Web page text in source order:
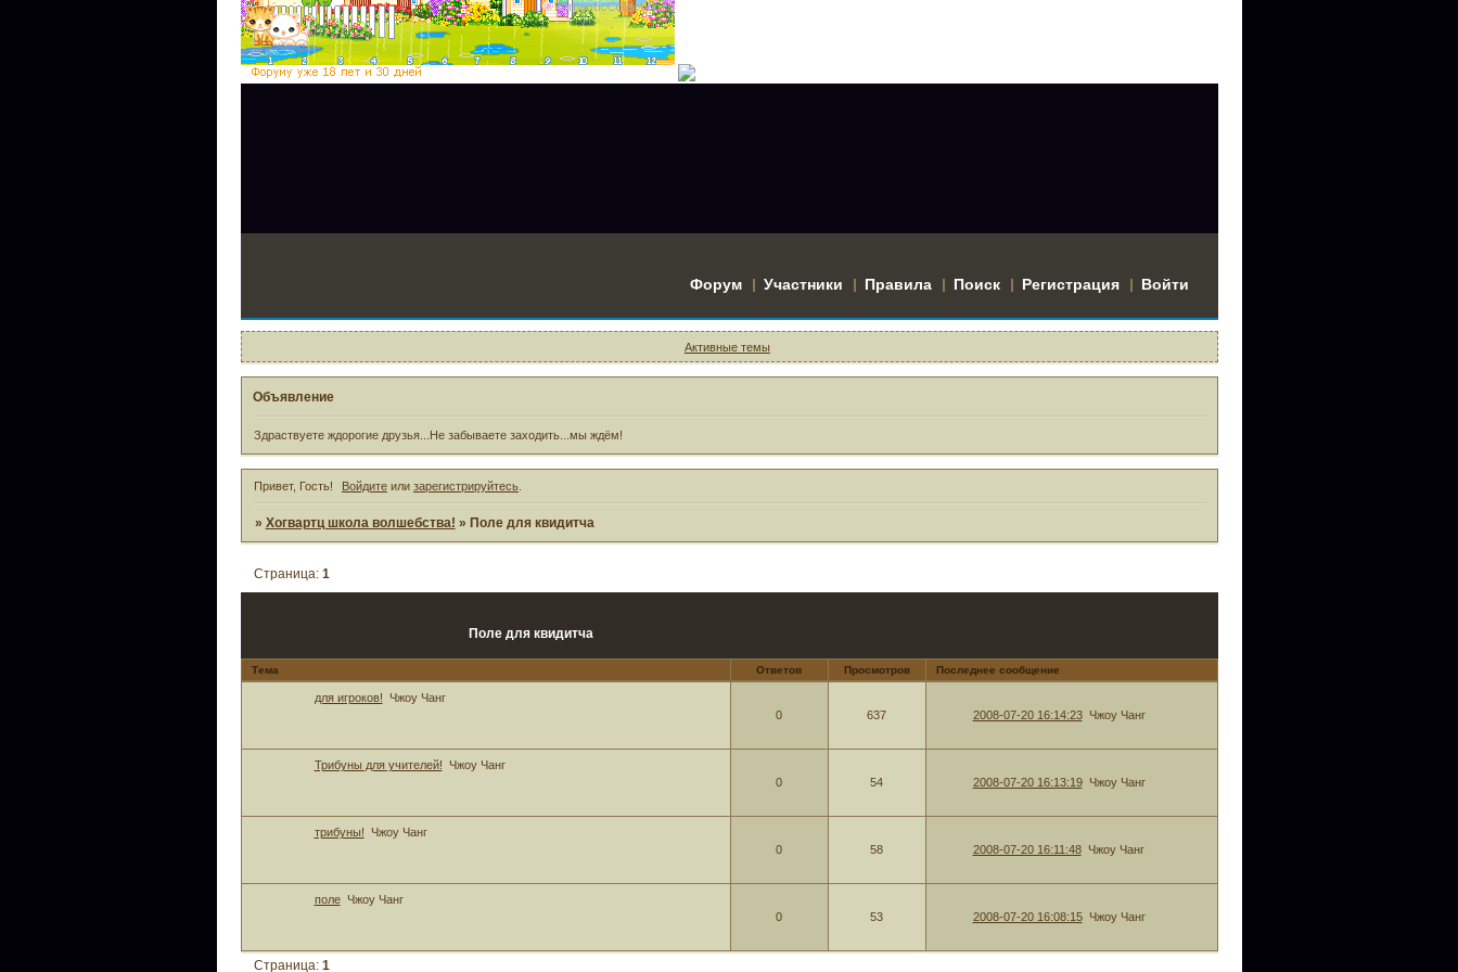
Форум Участники Правила Поиск Регистрация Войти
Активные темы
Объявление
Здраствуете ждорогие друзья...Не забываете заходить...мы ждём!
Привет, Гость! Войдите или зарегистрируйтесь
» Хогвартц школа волшебства! » Поле для квидитча
Поле для квидитча
Страница: 1
Тема Ответов Просмотров Последнее сообщение
для игроков!
Чжоу Чанг
0
637 2008-07-20 16:14:23 Чжоу Чанг
Трибуны для учителей!
Чжоу Чанг
0
54 2008-07-20 16:13:19 Чжоу Чанг
трибуны!
Чжоу Чанг
0
58 2008-07-20 16:11:48 Чжоу Чанг
поле
Чжоу Чанг
0
53 2008-07-20 16:08:15 Чжоу Чанг
Страница: 1